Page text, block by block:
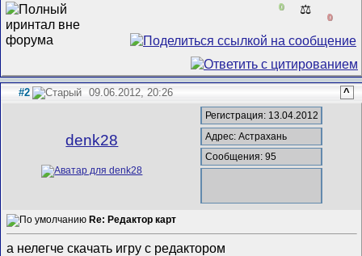
0 ⚖️
0
#2 09.06.2012, 20:26 ^
denk28
Регистрация: 13.04.2012
Адрес: Астрахань
Сообщения: 95
Re: Редактор карт
а нелегче скачать игру с редактором